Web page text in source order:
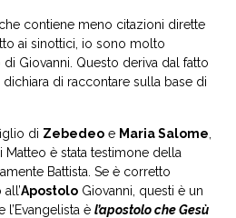
contiene meno citazioni dirette
ai sinottici, io sono molto
Giovanni. Questo deriva dal fatto
di raccontare sulla base di
di Zebedeo e Maria Salome
è stata testimone della
Battista. Se è corretto
Apostolo Giovanni, questi è un
l’Evangelista è l’apostolo che Gesù